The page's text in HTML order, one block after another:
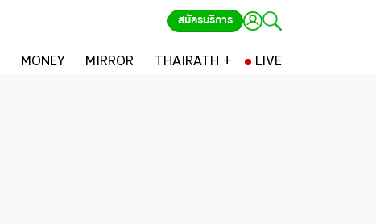
สมัครบริการ
MONEY MIRROR THAIRATH + LIVE